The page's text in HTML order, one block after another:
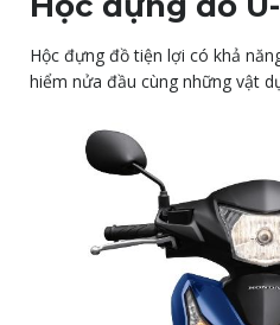
Hộc đựng đồ tiện lợi có khả
hiểm nửa đầu cùng những vật